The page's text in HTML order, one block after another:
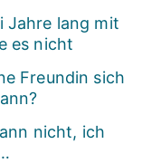
Jahre lang mit
es nicht
Freundin sich
nicht, ich